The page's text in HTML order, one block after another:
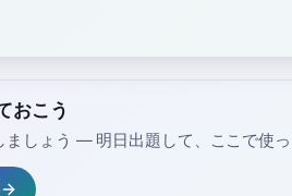
おこう
しょう — 明日出題して、ここで使っ